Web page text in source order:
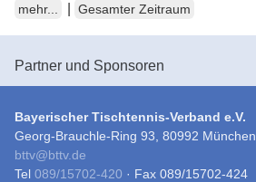
mehr...
Gesamter Zeitraum
Partner und Sponsoren
Bayerischer Tischtennis-Verband e.V.
Georg-Brauchle-Ring 93, 80992 München
bttv@bttv.de
Tel 089/15702-420 · Fax 089/15702-424